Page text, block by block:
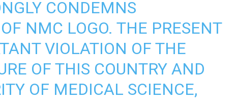
CONDEMNS
NMC LOGO. THE PRESENT
VIOLATION OF THE
OF THIS COUNTRY AND
OF MEDICAL SCIENCE,